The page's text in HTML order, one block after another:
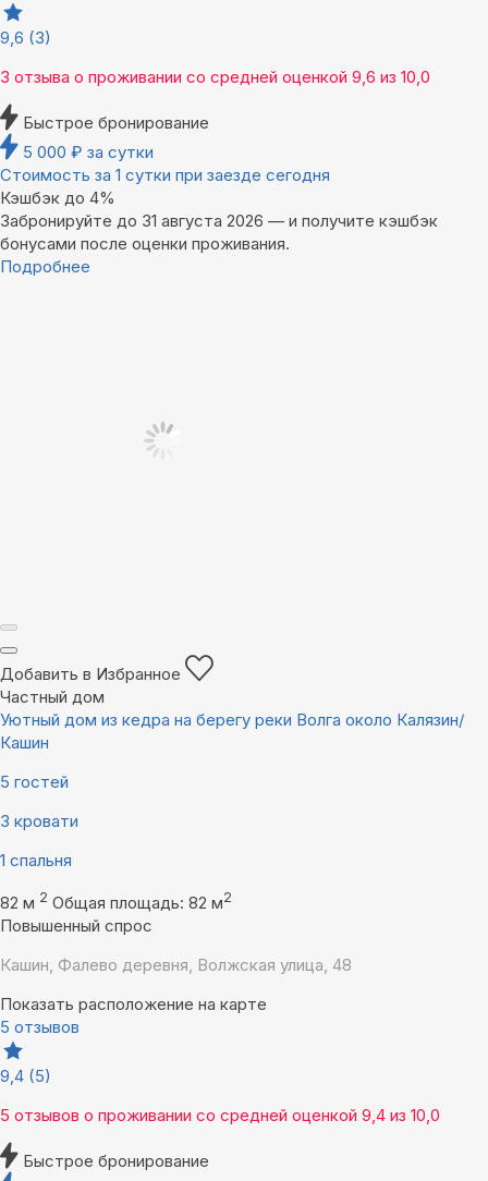
9,6 (3)
3 отзыва о проживании со средней оценкой 9,6 из 10,0
Быстрое бронирование
5 000 ₽ за сутки
Стоимость за 1 сутки при заезде сегодня
Кэшбэк до 4%
Забронируйте до 31 августа 2026 — и получите кэшбэк
бонусами после оценки проживания.
Подробнее
Добавить в Избранное
Частный дом
Уютный дом из кедра на берегу реки Волга около Калязин/
Кашин
5 гостей
3 кровати
1 спальня
82 м 2 Общая площадь: 82 м2
Повышенный спрос
Кашин, Фалево деревня, Волжская улица, 48
Показать расположение на карте
5 отзывов
9,4 (5)
5 отзывов о проживании со средней оценкой 9,4 из 10,0
Быстрое бронирование